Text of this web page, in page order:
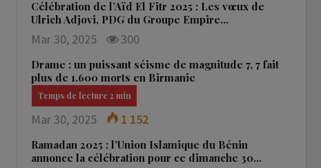
Célébration de l’Aïd El Fitr 2025 : Les vœux de
Ulrich Adjovi, PDG du Groupe Empire…
Mar 30, 2025 300
Drame : un puissant séisme de magnitude 7, 7 fait
plus de 1.600 morts en Birmanie
Mar 30, 2025 1 152
Ramadan 2025 : l’Union Islamique du Bénin
annonce la célébration pour ce dimanche 30…